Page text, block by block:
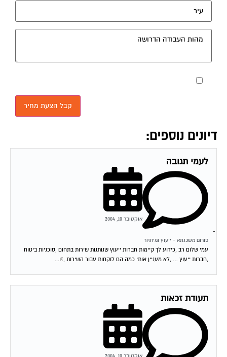
דיונים נוספים:
לעמי תגובה
פורום משכנתא - ייעוץ ומיחזור
אוקטובר 10, 2004
עמי שלום רב ,כידוע לך קיימות חברות ייעוץ שנותנות שירות בתחום ,סוכניות ביטוח
,חברות ייעוץ … ,לא מעניין אותי כמה הם לוקחות עבור השירות ,זו...
תעודת זכאות
אוקטובר 10, 2004